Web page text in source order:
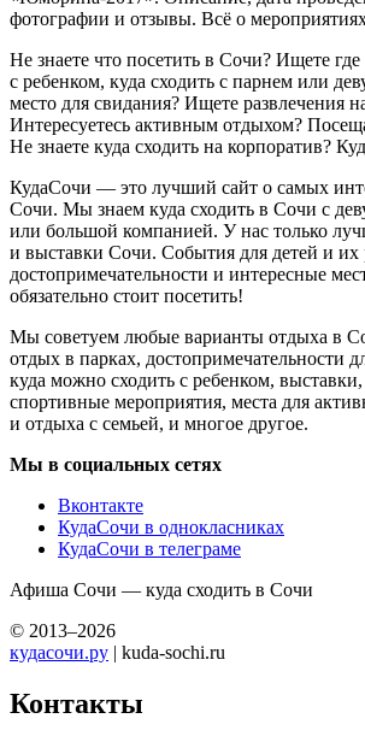
фотографии и отзывы. Всё о
Не знаете что посетить в Сочи? Ищете где
с ребенком, куда сходить с парнем или
место для свидания? Ищете развлечения
Интересуетесь активным отдыхом?
Не знаете куда сходить на корпоратив?
КудаСочи — это лучший сайт о самых
Сочи. Мы знаем куда сходить в Сочи с
или большой компанией. У нас только
и выставки Сочи. События для детей и их
достопримечательности и интересные
обязательно стоит посетить!
Мы советуем любые варианты отдыха в
отдых в парках, достопримечательности
куда можно сходить с ребенком,
спортивные мероприятия, места для
и отдыха с семьей, и многое другое.
Мы в социальных сетях
Вконтакте
КудаСочи в однокласниках
КудаСочи в телеграме
Афиша Сочи — куда сходить в Сочи
© 2013–2026
кудасочи.ру | kuda-sochi.ru
Контакты